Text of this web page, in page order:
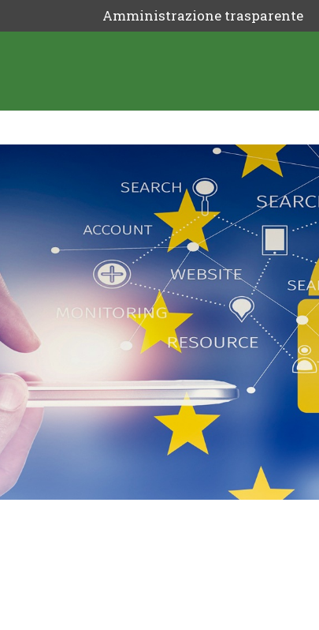
Amministrazione trasparente